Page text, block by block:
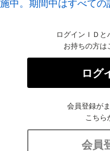
中。期間中はすべて
ログインＩＤと
お持ちの方は
ログ
会員登録が
こちら
会員